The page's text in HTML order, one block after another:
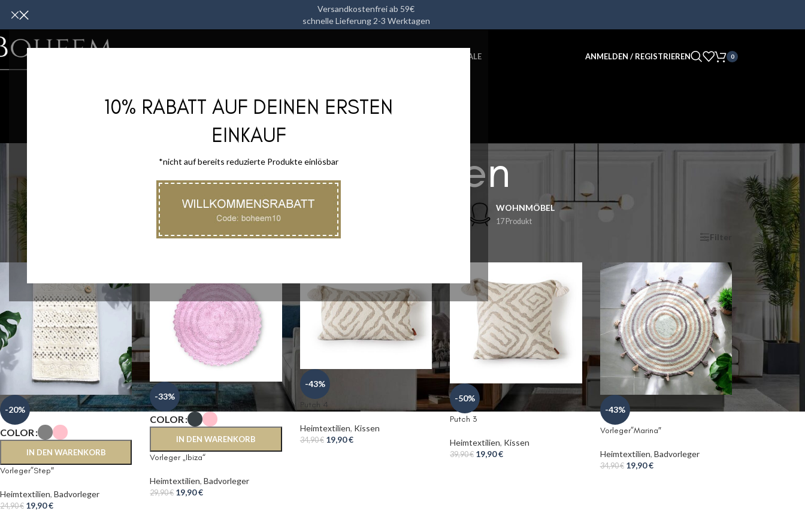
10% RABATT AUF DEINEN ERSTEN
EINKAUF
*nicht auf bereits reduzierte Produkte einlösbar
Versandkostenfrei ab 59€
schnelle Lieferung 2-3 Werktagen
SALE ANMELDEN / REGISTRIEREN 0
Heimtextilien
HEIMTEXTILIEN
47 Produkt
KÜCHENUTENSILIEN WOHNMÖBEL
17 Produkt
Heimtextilien Filter
-20%
COLOR
IN DEN WARENKORB
Vorleger”Step″
Heimtextilien, Badvorleger
24,90€ 19,90€
-33%
COLOR
IN DEN WARENKORB
Vorleger „Ibiza“
Heimtextilien, Badvorleger
29,90€ 19,90€
-43%
Putch 4
Heimtextilien, Kissen
34,90€ 19,90€
-50%
Putch 3
Heimtextilien, Kissen
39,90€ 19,90€
-43%
Vorleger”Marina″
Heimtextilien, Badvorleger
34,90€ 19,90€